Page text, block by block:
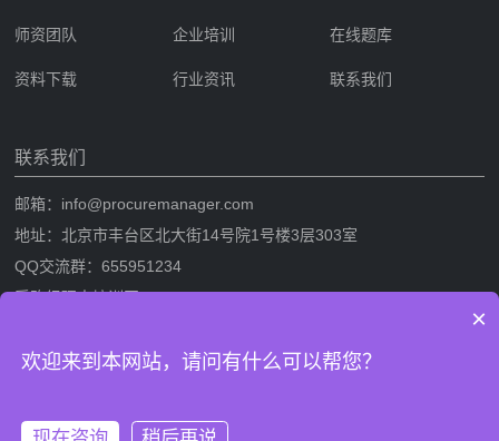
师资团队 企业培训 在线题库
资料下载 行业资讯 联系我们
联系我们
邮箱：info@procuremanager.com
地址：北京市丰台区北大街14号院1号楼3层303室
QQ交流群：655951234
采购经理人培训网
采购经理人网是专业的采购经理人资格证书考试培训一站式服务网站，提
×
欢迎来到本网站，请问有什么可以帮您？